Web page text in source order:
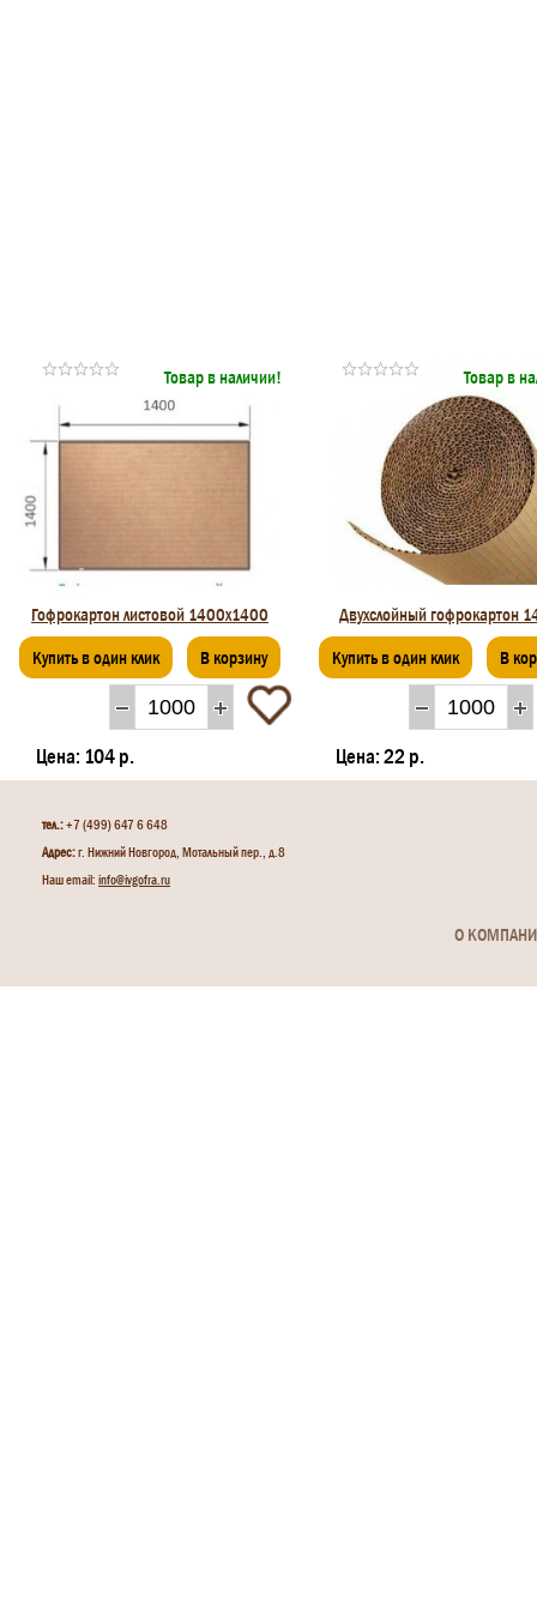
Товар в наличии!
Гофрокартон листовой 1400x1400
Купить в один клик В корзину
Цена: 104 р.
Товар в
Двухслойный гофрокартон
Купить в один клик В
Цена: 22 р.
тел.:+7 (499) 647 6 648
Адрес:г. Нижний Новгород, Мотальный пер., д.8
Наш email: info@ivgofra.ru
О